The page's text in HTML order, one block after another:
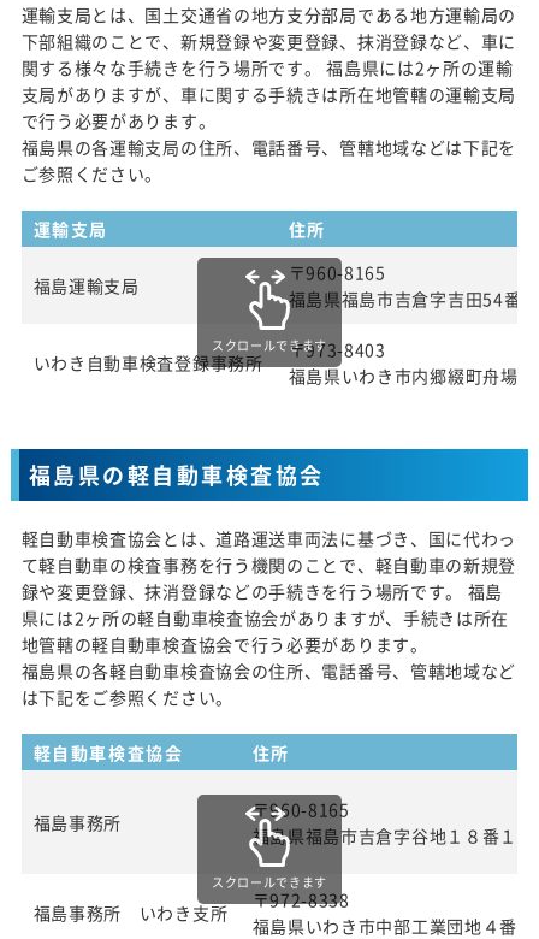
運輸支局とは、国土交通省の地方支分部局である地方運輸局の
下部組織のことで、新規登録や変更登録、抹消登録など、車に
関する様々な手続きを行う場所です。 福島県には2ヶ所の運輸
支局がありますが、車に関する手続きは所在地管轄の運輸支局
で行う必要があります。
福島県の各運輸支局の住所、電話番号、管轄地域などは下記を
ご参照ください。
運輸支局 住所
福島運輸支局
〒960-8165
福島県福島市吉倉字吉田54番地
いわき自動車検査登録事務所
〒973-8403
福島県いわき市内郷綴町舟場1
スクロールできます
福島県の軽自動車検査協会
軽自動車検査協会とは、道路運送車両法に基づき、国に代わっ
て軽自動車の検査事務を行う機関のことで、軽自動車の新規登
録や変更登録、抹消登録などの手続きを行う場所です。 福島
県には2ヶ所の軽自動車検査協会がありますが、手続きは所在
地管轄の軽自動車検査協会で行う必要があります。
福島県の各軽自動車検査協会の住所、電話番号、管轄地域など
は下記をご参照ください。
軽自動車検査協会 住所
福島事務所
〒960-8165
福島県福島市吉倉字谷地１８番１
福島事務所 いわき支所
〒972-8338
福島県いわき市中部工業団地４番
スクロールできます